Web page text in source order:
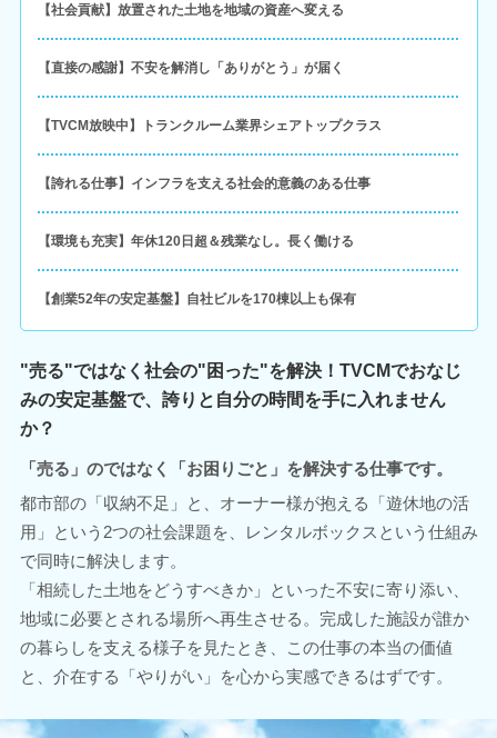
【社会貢献】放置された土地を地域の資産へ変える
【直接の感謝】不安を解消し「ありがとう」が届く
【TVCM放映中】トランクルーム業界シェアトップクラス
【誇れる仕事】インフラを支える社会的意義のある仕事
【環境も充実】年休120日超＆残業なし。長く働ける
【創業52年の安定基盤】自社ビルを170棟以上も保有
"売る"ではなく社会の"困った"を解決！TVCMでおなじ
みの安定基盤で、誇りと自分の時間を手に入れません
か？
「売る」のではなく「お困りごと」を解決する仕事です。
都市部の「収納不足」と、オーナー様が抱える「遊休地の活
用」という2つの社会課題を、レンタルボックスという仕組み
で同時に解決します。
「相続した土地をどうすべきか」といった不安に寄り添い、
地域に必要とされる場所へ再生させる。完成した施設が誰か
の暮らしを支える様子を見たとき、この仕事の本当の価値
と、介在する「やりがい」を心から実感できるはずです。